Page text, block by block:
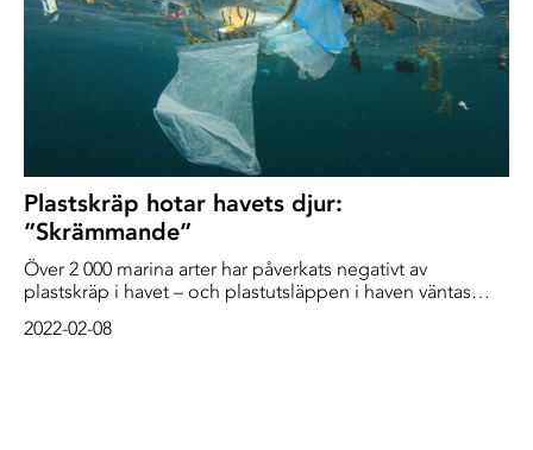
Plastskräp hotar havets djur:
”Skrämmande”
Över 2 000 marina arter har påverkats negativt av
plastskräp i havet – och plastutsläppen i haven väntas
WWF i en ny rapport som är en sammanställning av
2022-02-08